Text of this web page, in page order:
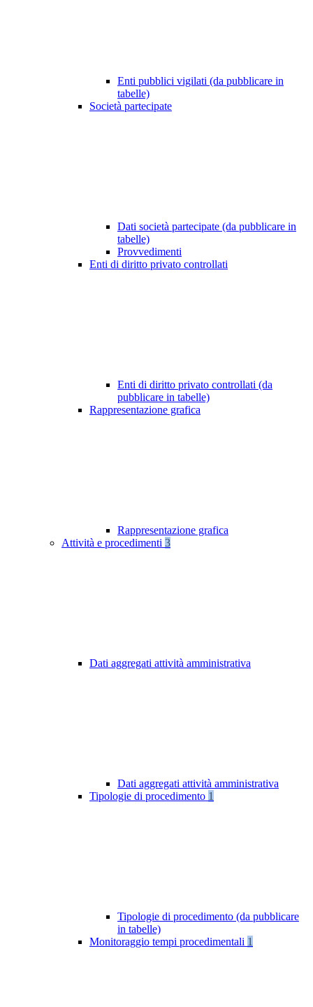
Enti pubblici vigilati (da pubblicare in
tabelle)
Società partecipate
Dati società partecipate (da pubblicare in
tabelle)
Provvedimenti
Enti di diritto privato controllati
Enti di diritto privato controllati (da
pubblicare in tabelle)
Rappresentazione grafica
Rappresentazione grafica
Attività e procedimenti 3
Dati aggregati attività amministrativa
Dati aggregati attività amministrativa
Tipologie di procedimento 1
Tipologie di procedimento (da pubblicare
in tabelle)
Monitoraggio tempi procedimentali 1